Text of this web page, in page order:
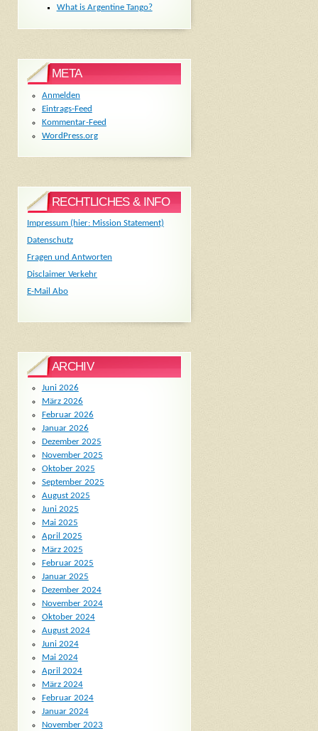
What is Argentine Tango?
META
Anmelden
Eintrags-Feed
Kommentar-Feed
WordPress.org
RECHTLICHES & INFO
Impressum (hier: Mission Statement)
Datenschutz
Fragen und Antworten
Disclaimer Verkehr
E-Mail Abo
ARCHIV
Juni 2026
März 2026
Februar 2026
Januar 2026
Dezember 2025
November 2025
Oktober 2025
September 2025
August 2025
Juni 2025
Mai 2025
April 2025
März 2025
Februar 2025
Januar 2025
Dezember 2024
November 2024
Oktober 2024
August 2024
Juni 2024
Mai 2024
April 2024
März 2024
Februar 2024
Januar 2024
November 2023